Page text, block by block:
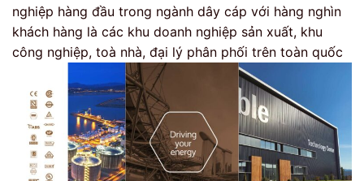
nghiệp hàng đầu trong ngành dây cáp với hàng nghìn
khách hàng là các khu doanh nghiệp sản xuất, khu
công nghiệp, toà nhà, đại lý phân phối trên toàn quốc